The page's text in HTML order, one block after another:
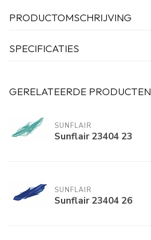
PRODUCTOMSCHRIJVING
SPECIFICATIES
GERELATEERDE PRODUCTEN
SUNFLAIR
Sunflair 23404 23
SUNFLAIR
Sunflair 23404 26